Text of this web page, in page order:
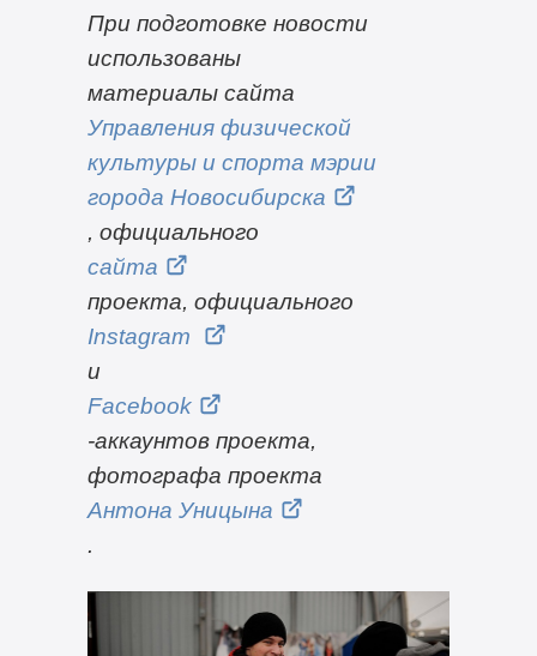
При подготовке новости
использованы
материалы сайта
Управления физической
культуры и спорта мэрии
города Новосибирска
, официального
сайта
проекта, официального
Instagram
и
Facebook
-аккаунтов проекта,
фотографа проекта
Антона Уницына
.